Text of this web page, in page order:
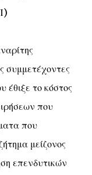
συμμετέχοντες
έθιξε το κόστος
που
που
μείζονος
επενδυτικών